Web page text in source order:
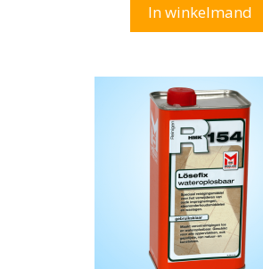
5
In winkelmand